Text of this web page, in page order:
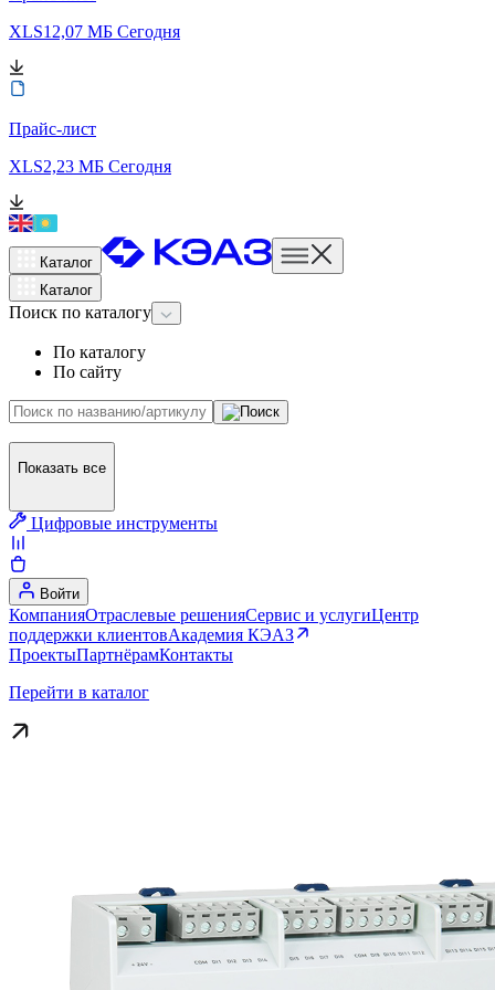
XLS12,07 МБ Сегодня
Прайс-лист
XLS2,23 МБ Сегодня
Каталог
Каталог
Поиск по каталогу
По каталогу
По сайту
Показать все
Цифровые инструменты
Войти
КомпанияОтраслевые решенияСервис и услугиЦентр
поддержки клиентовАкадемия КЭАЗ
ПроектыПартнёрамКонтакты
Перейти в каталог